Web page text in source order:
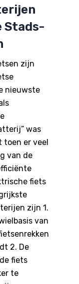
Stads-
zijn
nieuwste
was
toen er veel
van de
fiets
zijn 1.
van
2. De
fiets
te